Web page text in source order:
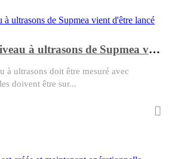
L'indicateur de niveau à ultrasons de Supmea vient d'être lancé
à ultrasons doit être mesuré avec
doivent être sur...